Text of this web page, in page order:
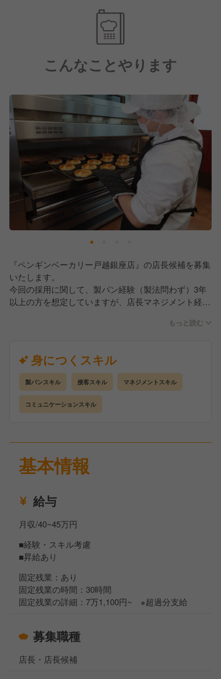
そのため「ずっとこれだけやっていたい」という方に
は向かないかもしれませんが、多様な業務を経験しな
実は、北海道産小麦100％を使用しているベーカリー
チェーンは、ペンギンベーカリーだけ！
北海道の豊かな大地が育んだ小麦だからこそ生まれ
る、深い味わいと香りで、多くのお客様にご支持をい
ただいています。
【お店づくりについて】
私たちが目指しているのは、地域密着の「町のパン屋
さん」です。
閉店間際にパン1個しかなくて、寂しい思いをしなが
ら帰ってほしくない。
だからこそ、お客様がいつ来ても、わくわくしながら
パンを選べるようなお店づくりを心がけています。
【店舗拡大中！キャリアパスも豊富です！】
ペンギンベーカリーは当初、北海道を中心に駐車場を
完備した「郊外型」店舗で展開してきました。
その中で私たちは新たな挑戦として、駅近の「メトロ
型」店舗をオープン。おかげさまで大きな成功を収
め、2026年には東京都内に10店舗の新規出店を計画
しています。
店舗が増えていくため、店長へのキャリアップのチャ
新店立ち上げ支援、FC加盟店への技術支援など、あ
なたの得意に応じて多様なキャリアを築いていけま
す。
北海道ブランドを全国に発信する、その最前線で活躍
しませんか？
こんなことやります
『ペンギンベーカリー戸越銀座店』の店長候補を募集
いたします。
今回の採用に関して、製パン経験（製法問わず）3年
以上の方を想定していますが、店長マネジメント経験
店舗運営全般をお任せします。製造業務から接客、マ
ネジメント業務まで幅広くお願いしていきます。
当店の特徴として、1つの仕事をやり続けるわけでは
なく、時間帯やシフト状況によって柔軟に動いていた
だきます。
経験が浅くても、全業務において先輩スタッフや本部
■製造業務
パンの成形、焼成、トッピングなど製造業務をおこな
ペンギンベーカリーでは本部から「何時に、どのパン
を考える時間を排除でき、パン作りに集中できる環境
また、店舗はオープンキッチンのため、お客様の笑顔
や「美味しいね」という声を間近で聞けるのも、働く
中でのモチベーションになるかと思います！
■接客・販売業務
決して事務的になることなく、お客さま一人ひとりの
もっと読む
身につくスキル
製パンスキル 接客スキル マネジメントスキル
コミュニケーションスキル
基本情報
給与
月収/40~45万円
■経験・スキル考慮
■昇給あり
固定残業：あり
固定残業の時間：30時間
固定残業の詳細：7万1,100円~ ※超過分支給
募集職種
店長・店長候補